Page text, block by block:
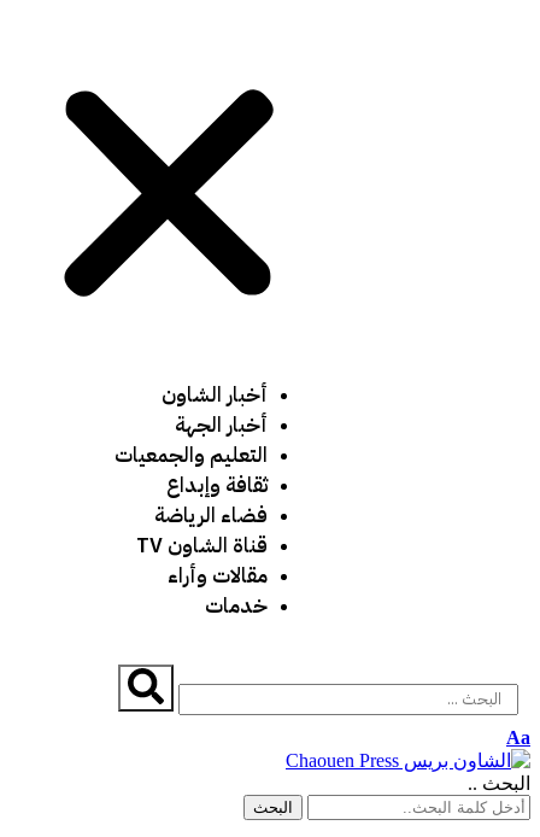
أخبار الشاون
أخبار الجهة
التعليم والجمعيات
ثقافة وإبداع
فضاء الرياضة
قناة الشاون TV
مقالات وأراء
خدمات
Aa
البحث ..